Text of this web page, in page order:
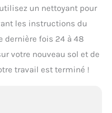
un nettoyant pour
les instructions du
dernière fois 24 à 48
votre nouveau sol et de
travail est terminé !